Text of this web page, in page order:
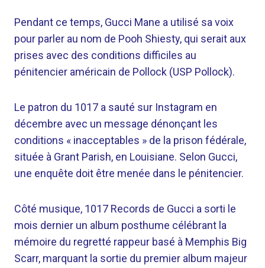
Pendant ce temps, Gucci Mane a utilisé sa voix
pour parler au nom de Pooh Shiesty, qui serait aux
prises avec des conditions difficiles au
pénitencier américain de Pollock (USP Pollock).
Le patron du 1017 a sauté sur Instagram en
décembre avec un message dénonçant les
conditions « inacceptables » de la prison fédérale,
située à Grant Parish, en Louisiane. Selon Gucci,
une enquête doit être menée dans le pénitencier.
Côté musique, 1017 Records de Gucci a sorti le
mois dernier un album posthume célébrant la
mémoire du regretté rappeur basé à Memphis Big
Scarr, marquant la sortie du premier album majeur